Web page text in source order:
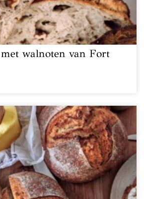
walnoten van Fort